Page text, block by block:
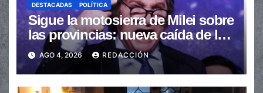
DESTACADAS POLÍTICA
Sigue la motosierra de Milei sobre
las provincias: nueva caída de las
transferencias no automáticas
AGO 4, 2026 REDACCIÓN